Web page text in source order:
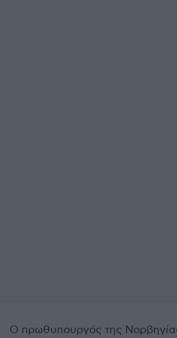
Ο πρωθυπουργός της